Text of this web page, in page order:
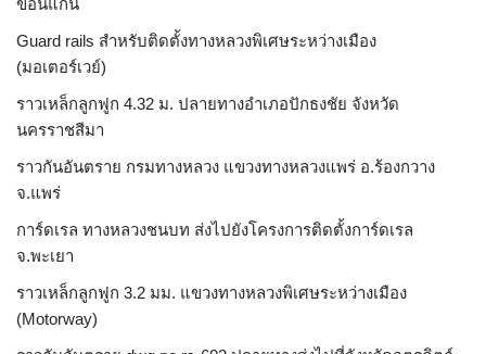
ขอนแก่น
Guard rails สำหรับติดตั้งทางหลวงพิเศษระหว่างเมือง
(มอเตอร์เวย์)
ราวเหล็กลูกฟูก 4.32 ม. ปลายทางอำเภอปักธงชัย จังหวัด
นครราชสีมา
ราวกันอันตราย กรมทางหลวง แขวงทางหลวงแพร่ อ.ร้องกวาง
จ.แพร่
การ์ดเรล ทางหลวงชนบท ส่งไปยังโครงการติดตั้งการ์ดเรล
จ.พะเยา
ราวเหล็กลูกฟูก 3.2 มม. แขวงทางหลวงพิเศษระหว่างเมือง
(Motorway)